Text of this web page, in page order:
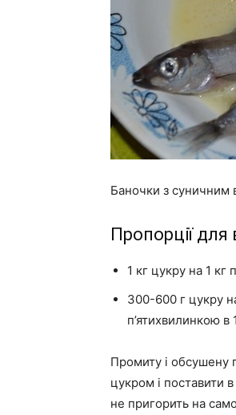
Баночки з суничним
Пропорції для
1 кг цукру на 1 кг
300-600 г цукру
п’ятихвилинкою в
Промиту і обсушену
цукром і поставити
не пригорить на